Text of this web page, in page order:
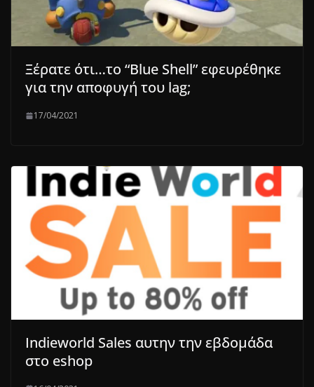
Ξέρατε ότι…το “Blue Shell” εφευρέθηκε
για την αποφυγή του lag;
17/04/2021
Indieworld Sales αυτην την εβδομάδα
στο eshop